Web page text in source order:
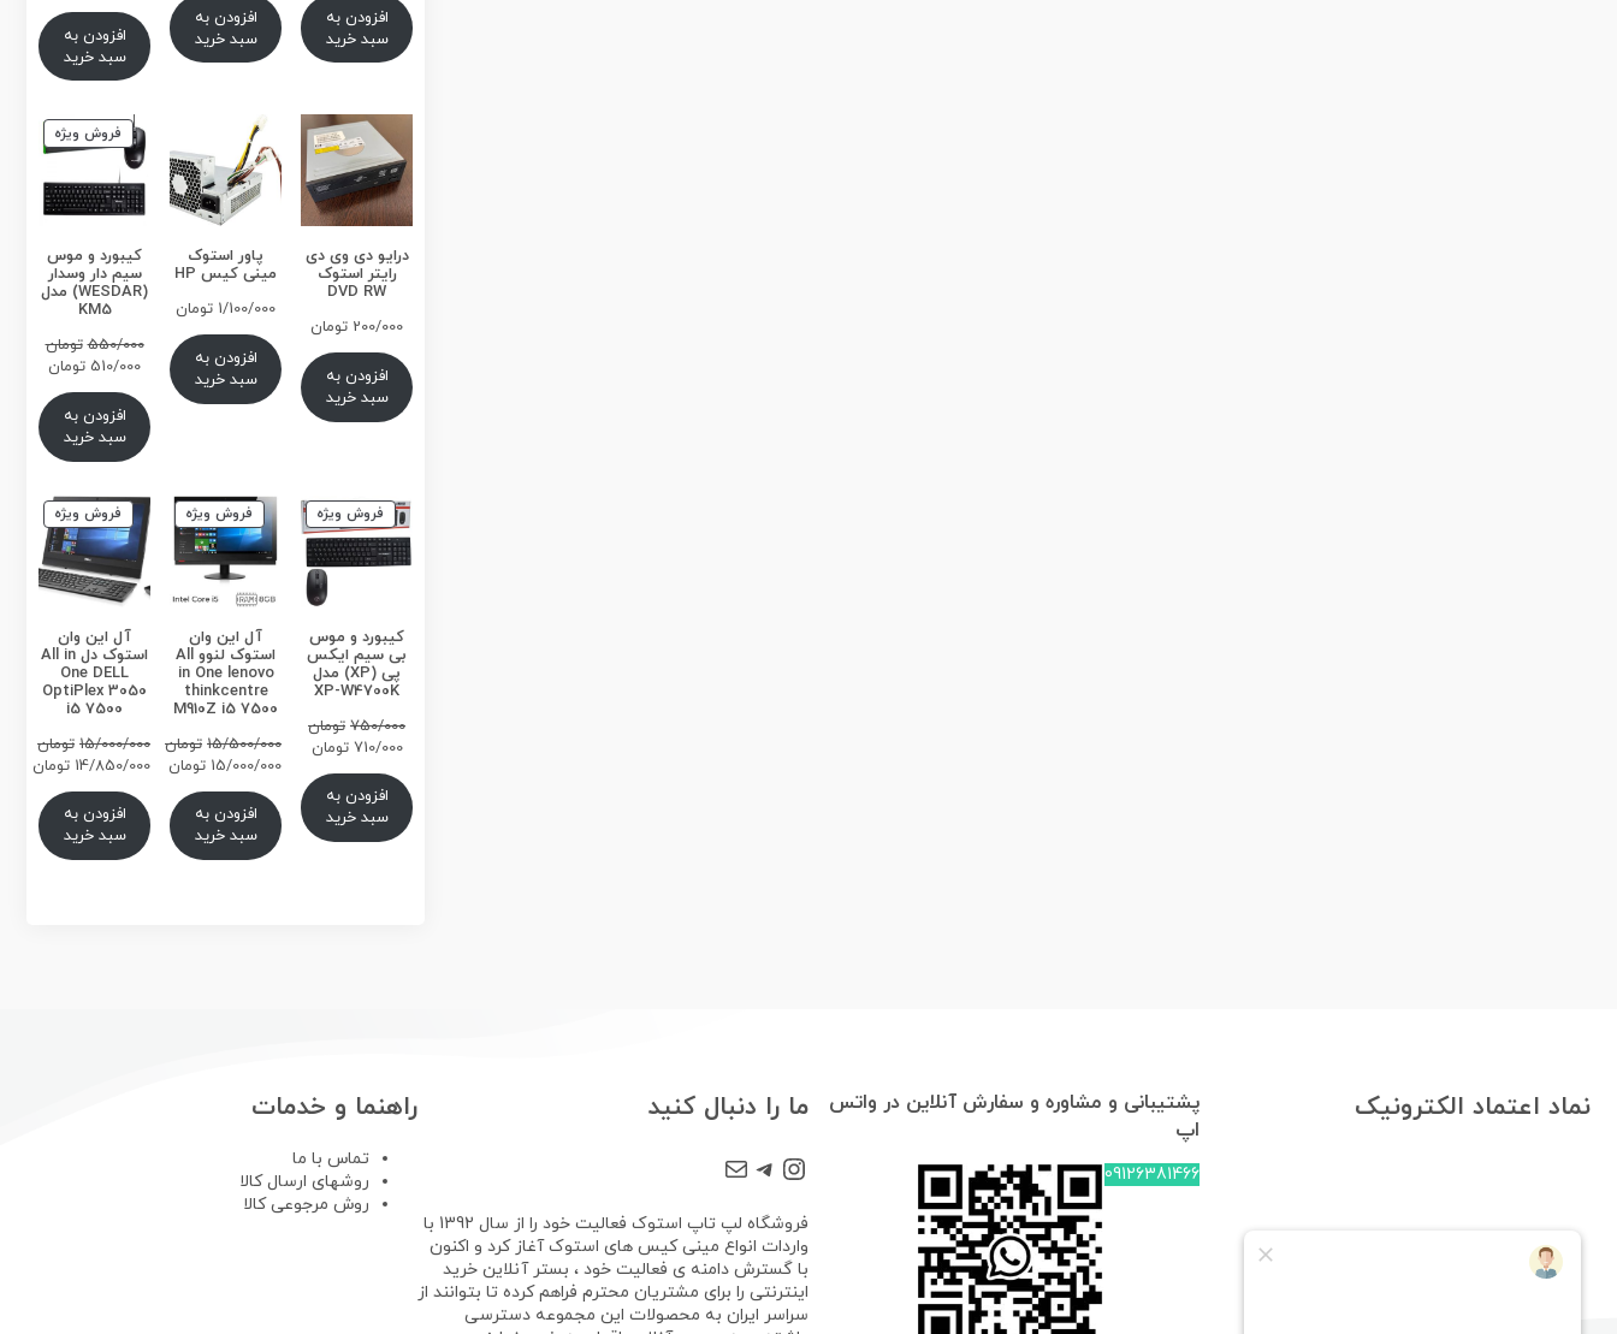
افزودن به
سبد خرید
افزودن به
سبد خرید
افزودن به
سبد خرید
درایو دی وی دی
رایتر استوک
DVD RW
200/000 تومان
افزودن به
سبد خرید
پاور استوک
مینی کیس HP
1/100/000 تومان
افزودن به
سبد خرید
فروش ویژهمحصول
تخفیف
کیبورد و موس
سیم دار وسدار
(WESDAR) مدل
KM5
550/000 تومانقیمت
بود.
510/000 تومان
است.
افزودن به
سبد خرید
فروش ویژهمحصول
تخفیف
خورده
کیبورد و موس
بی سیم ایکس
پی (XP) مدل
XP-W4700K
750/000 تومانقیمت
اصلی
750/000تومان
بود.
710/000 تومان قیمت
فعلی
710/000تومان
است.
افزودن به
سبد خرید
فروش ویژهمحصول
تخفیف
خورده
آل این وان
استوک لنوو All
in One lenovo
thinkcentre
M910Z i5 7500
15/500/000 تومان
قیمت
15/500/000تومان
بود.
15/000/000 تومان
فعلی
15/000/000تومان
است.
افزودن به
سبد خرید
فروش ویژهمحصول
تخفیف
خورده
آل این وان
استوک دل All in
One DELL
OptiPlex 3050
i5 7500
15/000/000 تومان
قیمت
15/000/000تومان
بود.
14/850/000 تومان
فعلی
است.
افزودن به
سبد خرید
نماد اعتماد الکترونیک
پشتیبانی و مشاوره و سفارش آنلاین در واتس
اپ
09126381466
ما را دنبال کنید
Instagram
Telegram
Mail
فروشگاه لپ تاپ استوک فعالیت خود را از سال 1392 با
واردات انواع مینی کیس های استوک آغاز کرد و اکنون
با گسترش دامنه ی فعالیت خود ، بستر آنلاین خرید
اینترنتی را برای مشتریان محترم فراهم کرده تا بتوانند از
سراسر ایران به محصولات این مجموعه دسترسی
راهنما و خدمات
تماس با ما
روشهای ارسال کالا
روش مرجوعی کالا